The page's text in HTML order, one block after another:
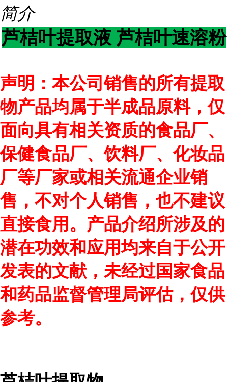
简介
芦桔叶提取液 芦桔叶速溶粉
声明：本公司销售的所有提取
物产品均属于半成品原料，仅
面向具有相关资质的食品厂、
保健食品厂、饮料厂、化妆品
厂等厂家或相关流通企业销
售，不对个人销售，也不建议
直接食用。产品介绍所涉及的
潜在功效和应用均来自于公开
发表的文献，未经过国家食品
和药品监督管理局评估，仅供
参考。